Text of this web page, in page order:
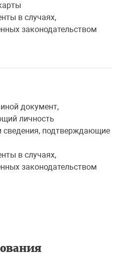
в случаях,
законодательством
документ,
личность
подтверждающие
в случаях,
законодательством